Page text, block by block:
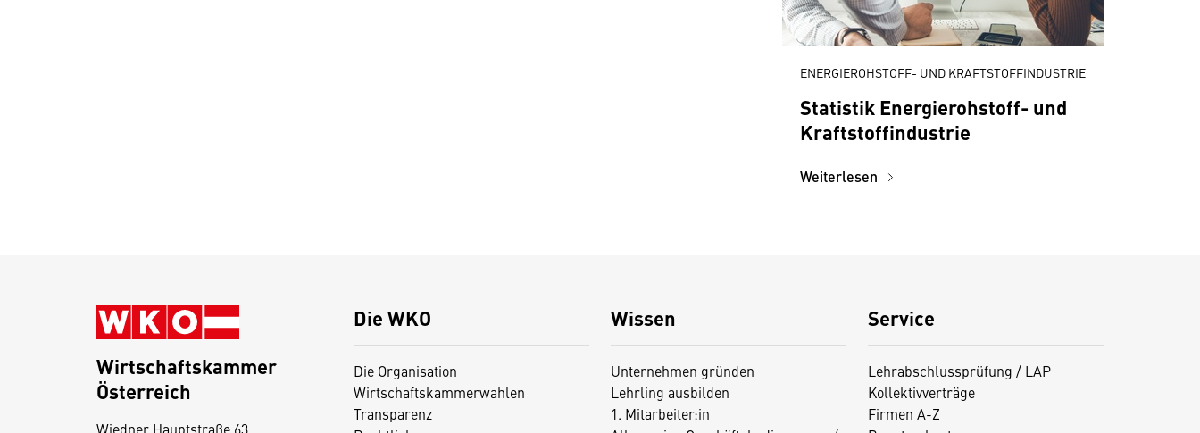
ENERGIEROHSTOFF- UND KRAFTSTOFFINDUSTRIE
Statistik Energierohstoff- und
Kraftstoffindustrie
Weiterlesen
Die WKO
Die Organisation
Wirtschaftskammerwahlen
Transparenz
Wissen
Unternehmen gründen
Lehrling ausbilden
1. Mitarbeiter:in
Service
Lehrabschlussprüfung / LAP
Kollektivverträge
Firmen A-Z
Wirtschaftskammer
Österreich
Wiedner Hauptstraße 63